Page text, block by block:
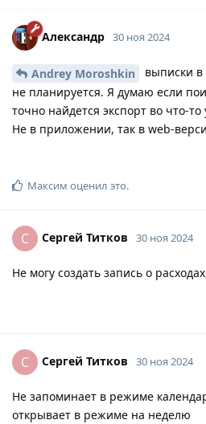
Александр 30 ноя 2024
Andrey Moroshkin
выписки в
не планируется. Я думаю если
точно найдется экспорт во что-
Не в приложении, так в web-
Максим оценил это.
С Сергей Титков 30 ноя 2024
Не могу создать запись о
С Сергей Титков 30 ноя 2024
Не запоминает в режиме
открывает в режиме на неделю